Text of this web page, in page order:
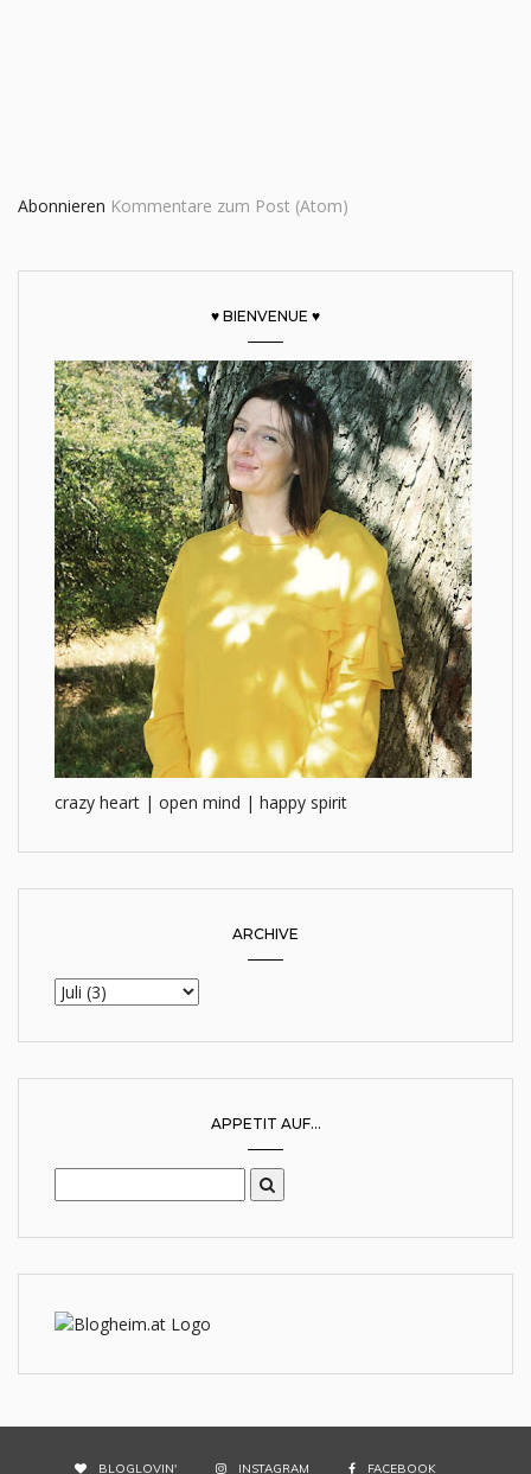
Abonnieren Kommentare zum Post (Atom)
♥ BIENVENUE ♥
crazy heart | open mind | happy spirit
ARCHIVE
APPETIT AUF...
BLOGLOVIN' INSTAGRAM FACEBOOK